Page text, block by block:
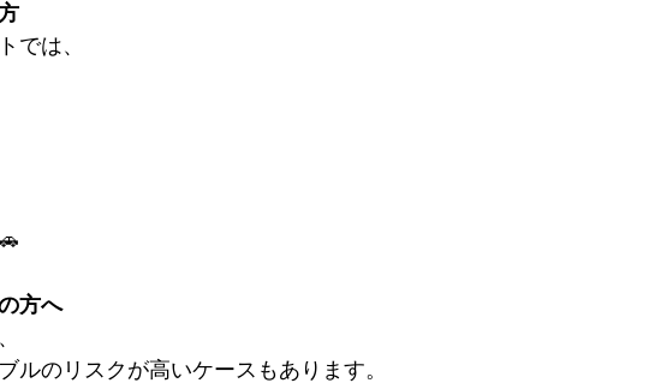
では、
方へ
ルのリスクが高いケースもあります。